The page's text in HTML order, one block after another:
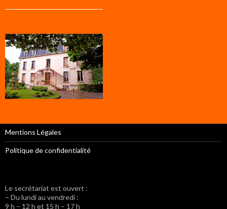
Mentions Légales
Politique de confidentialité
Le secrétariat est ouvert :
– Du lundi au vendredi :
9 h – 12 h et 15 h – 17 h